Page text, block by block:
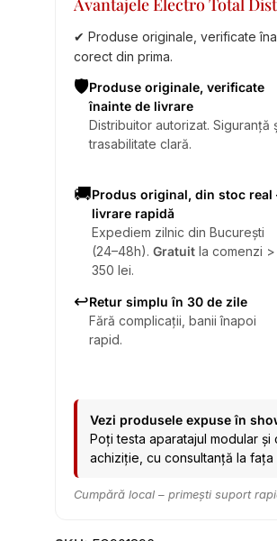
✔ Produse originale, verificate
corect din prima.
🛡️Produse originale, verificate
înainte de livrare
Distribuitor autorizat. Siguranță
trasabilitate clară.
🚚Produs original, din stoc real
livrare rapidă
Expediem zilnic din București
(24–48h). Gratuit la comenzi >
350 lei.
↩️Retur simplu în 30 de zile
Fără complicații, banii înapoi
rapid.
Vezi produsele expuse în
Poți testa aparatajul modular
achiziție, cu consultanță la fața
Cumpără local – primești suport